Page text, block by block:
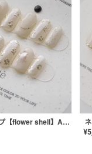
ネイルチップ【flower shell】AE-CONA-03
¥